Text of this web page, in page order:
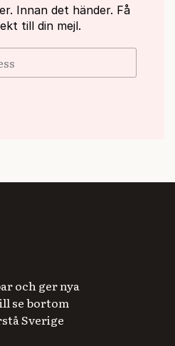
Innan det händer. Få
till din mejl.
och ger nya
se bortom
Sverige